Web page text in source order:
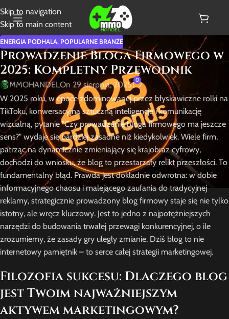
Skip to navigation
Skip to main content
ENERGIA PODHALA, POPULARNE BRANŻE
Prowadzenie Bloga Firmowego w
2025: Kompletny Przewodnik
MMOHANDELOn 29 sierpnia, 2025 0
W 2025 roku, w epoce zdominowanej przez błyskawiczne rolki na
TikToku, konwersacyjną sztuczną inteligencję i komunikację
wizualną, pytanie "Czy prowadzenie bloga firmowego ma jeszcze
sens?" wydaje się bardziej zasadne niż kiedykolwiek. Wiele firm,
patrząc na dynamicznie zmieniający się krajobraz cyfrowy,
dochodzi do wniosku, że blog to przestarzały relikt przeszłości. To
fundamentalny błąd. Prawda jest dokładnie odwrotna: w dobie
informacyjnego chaosu i malejącego zaufania do tradycyjnej
reklamy, strategicznie prowadzony blog firmowy staje się nie tylko
istotny, ale wręcz kluczowy. Jest to jedno z najpotężniejszych
narzędzi do budowania trwałej przewagi konkurencyjnej, o ile
zrozumiemy, że zasady gry uległy zmianie. Dziś blog to nie
internetowy pamiętnik – to serce całej strategii marketingowej.
Filozofia sukcesu: Dlaczego blog
jest Twoim najważniejszym
aktywem marketingowym?